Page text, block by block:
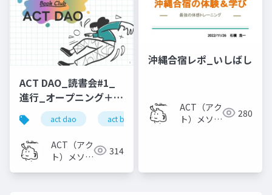
ACT DAO_読書会#1_
進行_オープニング＋ク
ロージング
act dao act book club by dao
ACT（アク
ト）メソッ
314
沖縄合宿レポ_いしばし
ACT（アク
ト）メソッ
280